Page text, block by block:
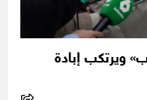
ويرتكب إبادة